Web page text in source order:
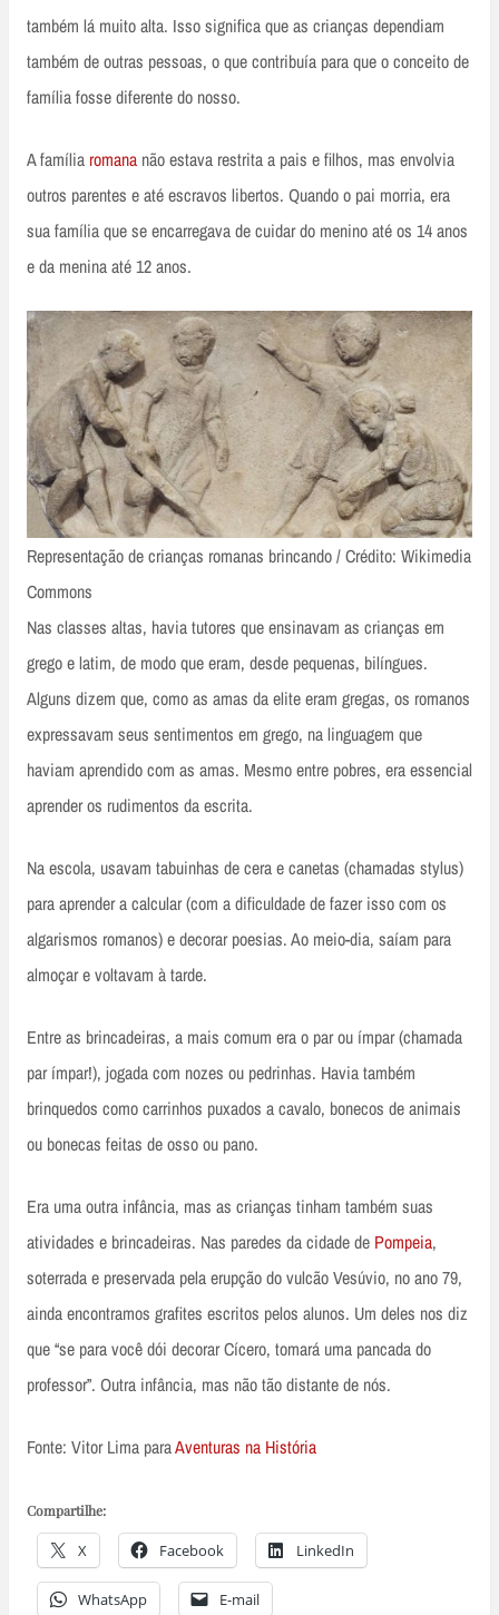
também lá muito alta. Isso significa que as crianças dependiam
também de outras pessoas, o que contribuía para que o conceito de
família fosse diferente do nosso.
A família romana não estava restrita a pais e filhos, mas envolvia
outros parentes e até escravos libertos. Quando o pai morria, era
sua família que se encarregava de cuidar do menino até os 14 anos
e da menina até 12 anos.
Representação de crianças romanas brincando / Crédito: Wikimedia
Commons
Nas classes altas, havia tutores que ensinavam as crianças em
grego e latim, de modo que eram, desde pequenas, bilíngues.
Alguns dizem que, como as amas da elite eram gregas, os romanos
expressavam seus sentimentos em grego, na linguagem que
haviam aprendido com as amas. Mesmo entre pobres, era essencial
aprender os rudimentos da escrita.
Na escola, usavam tabuinhas de cera e canetas (chamadas stylus)
para aprender a calcular (com a dificuldade de fazer isso com os
algarismos romanos) e decorar poesias. Ao meio-dia, saíam para
almoçar e voltavam à tarde.
Entre as brincadeiras, a mais comum era o par ou ímpar (chamada
par ímpar!), jogada com nozes ou pedrinhas. Havia também
brinquedos como carrinhos puxados a cavalo, bonecos de animais
ou bonecas feitas de osso ou pano.
Era uma outra infância, mas as crianças tinham também suas
atividades e brincadeiras. Nas paredes da cidade de Pompeia,
soterrada e preservada pela erupção do vulcão Vesúvio, no ano 79,
ainda encontramos grafites escritos pelos alunos. Um deles nos diz
que “se para você dói decorar Cícero, tomará uma pancada do
professor”. Outra infância, mas não tão distante de nós.
Fonte: Vitor Lima paraAventuras na História
Compartilhe:
X Facebook LinkedIn
WhatsApp E-mail